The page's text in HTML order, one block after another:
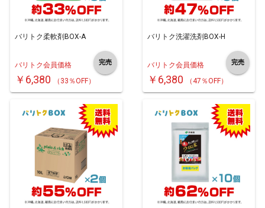
バリトク柔軟剤BOX-A
バリトク会員価格
￥6,380 （33％OFF）
完売
バリトク洗濯洗剤BOX-H
バリトク会員価格
￥6,380 （47％OFF）
完売